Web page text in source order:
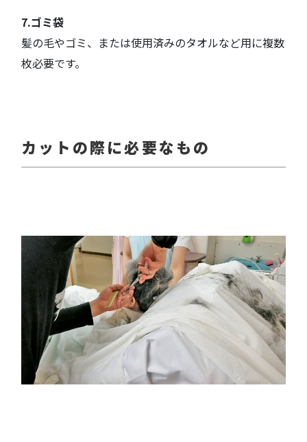
7.ゴミ袋
髪の毛やゴミ、または使用済みのタオルなど用に複数
枚必要です。
カットの際に必要なもの